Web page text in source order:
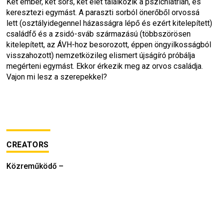
Két ember, két sors, két élet találkozik a pszichiátrián, és
keresztezi egymást. A paraszti sorból önerőből orvossá
lett (osztályidegennel házasságra lépő és ezért kitelepített)
családfő és a zsidó-sváb származású (többszörösen
kitelepített, az ÁVH-hoz besorozott, éppen öngyilkosságból
visszahozott) nemzetközileg elismert újságíró próbálja
megérteni egymást. Ekkor érkezik meg az orvos családja.
Vajon mi lesz a szerepekkel?
CREATORS
Közreműködő –